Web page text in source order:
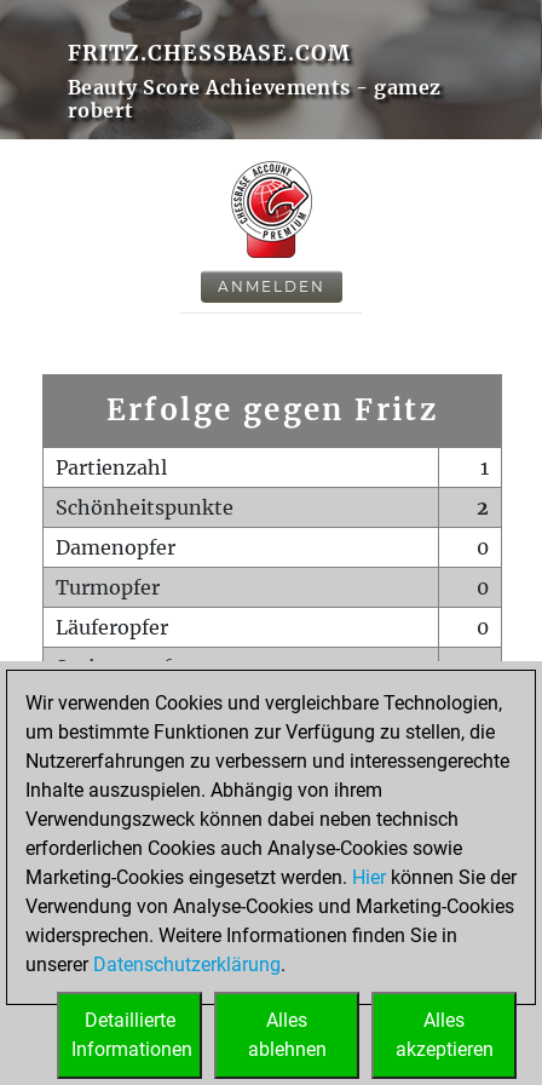
FRITZ.CHESSBASE.COM
Beauty Score Achievements - gamez
robert
ANMELDEN
Erfolge gegen Fritz
Partienzahl
1
Schönheitspunkte
2
Damenopfer
0
Turmopfer
0
Läuferopfer
0
Springeropfer
0
Bauernopfer
0
Matt auf vollem Brett
0
Bauer setzt Matt
Erstickte Matts
Unterverwandlungen
0
Türme auf der siebten
0
STARTSEITE
Wir verwenden Cookies und vergleichbare Technologien,
um bestimmte Funktionen zur Verfügung zu stellen, die
Nutzererfahrungen zu verbessern und interessengerechte
Inhalte auszuspielen. Abhängig von ihrem
Verwendungszweck können dabei neben technisch
erforderlichen Cookies auch Analyse-Cookies sowie
Marketing-Cookies eingesetzt werden. Hierkönnen Sie der
Verwendung von Analyse-Cookies und Marketing-Cookies
widersprechen. Weitere Informationen finden Sie in
unserer Datenschutzerklärung.
Alles
akzeptieren
Alles
ablehnen
Detaillierte
Informationen